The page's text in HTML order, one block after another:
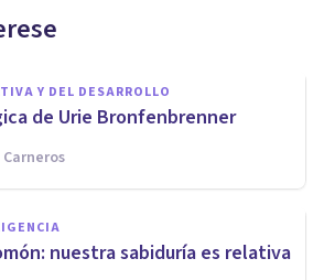
Y DEL DESARROLLO
de Urie Bronfenbrenner
nuestra sabiduría es relativa